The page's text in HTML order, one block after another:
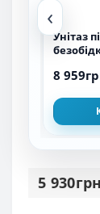
‹
Унітаз
8
5 930грн